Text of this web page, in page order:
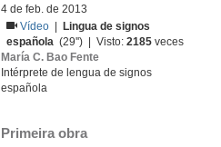
4 de feb. de 2013
Vídeo
Lingua de signos
española (29'') | Visto:2185 veces
María C. Bao Fente
Intérprete de lengua de signos
española
Primeira obra